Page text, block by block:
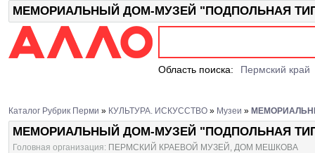
МЕМОРИАЛЬНЫЙ ДОМ-МУЗЕЙ "ПОДПОЛЬНАЯ
Область поиска: Пермский край
Каталог Рубрик Перми » КУЛЬТУРА. ИСКУССТВО » Музеи »
МЕМОРИАЛЬНЫЙ ДОМ-МУЗЕЙ "ПОДПОЛЬНАЯ
Головная организация: ПЕРМСКИЙ КРАЕВОЙ МУЗЕЙ, ДОМ МЕШКОВА